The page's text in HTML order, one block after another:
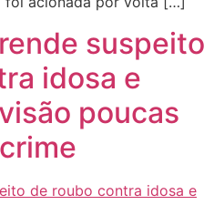
suspeito
idosa e
poucas